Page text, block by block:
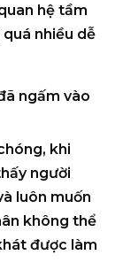
hệ tầm
nhiều dễ
ngấm vào
khi
người
luôn muốn
không thể
được làm